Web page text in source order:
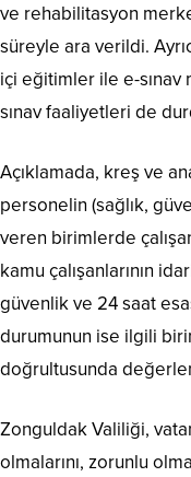
ve rehabilitasyon
süreyle ara verildi.
içi eğitimler ile e-
sınav faaliyetleri de
Açıklamada, kreş ve
personelin (sağlık,
veren birimlerde
kamu çalışanlarının
güvenlik ve 24 saat
durumunun ise ilgili
doğrultusunda
Zonguldak Valiliği,
olmalarını, zorunlu